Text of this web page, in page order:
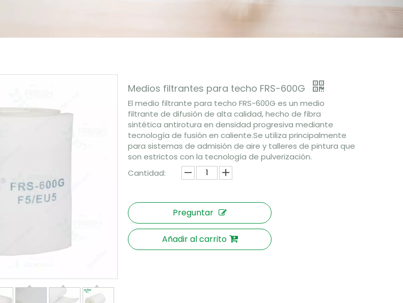
Medios filtrantes para techo FRS-600G
El medio filtrante para techo FRS-600G es un medio
filtrante de difusión de alta calidad, hecho de fibra
sintética antirotura en densidad progresiva mediante
tecnología de fusión en caliente.Se utiliza principalmente
para sistemas de admisión de aire y talleres de pintura que
son estrictos con la tecnología de pulverización.
Cantidad:
Preguntar
Añadir al carrito